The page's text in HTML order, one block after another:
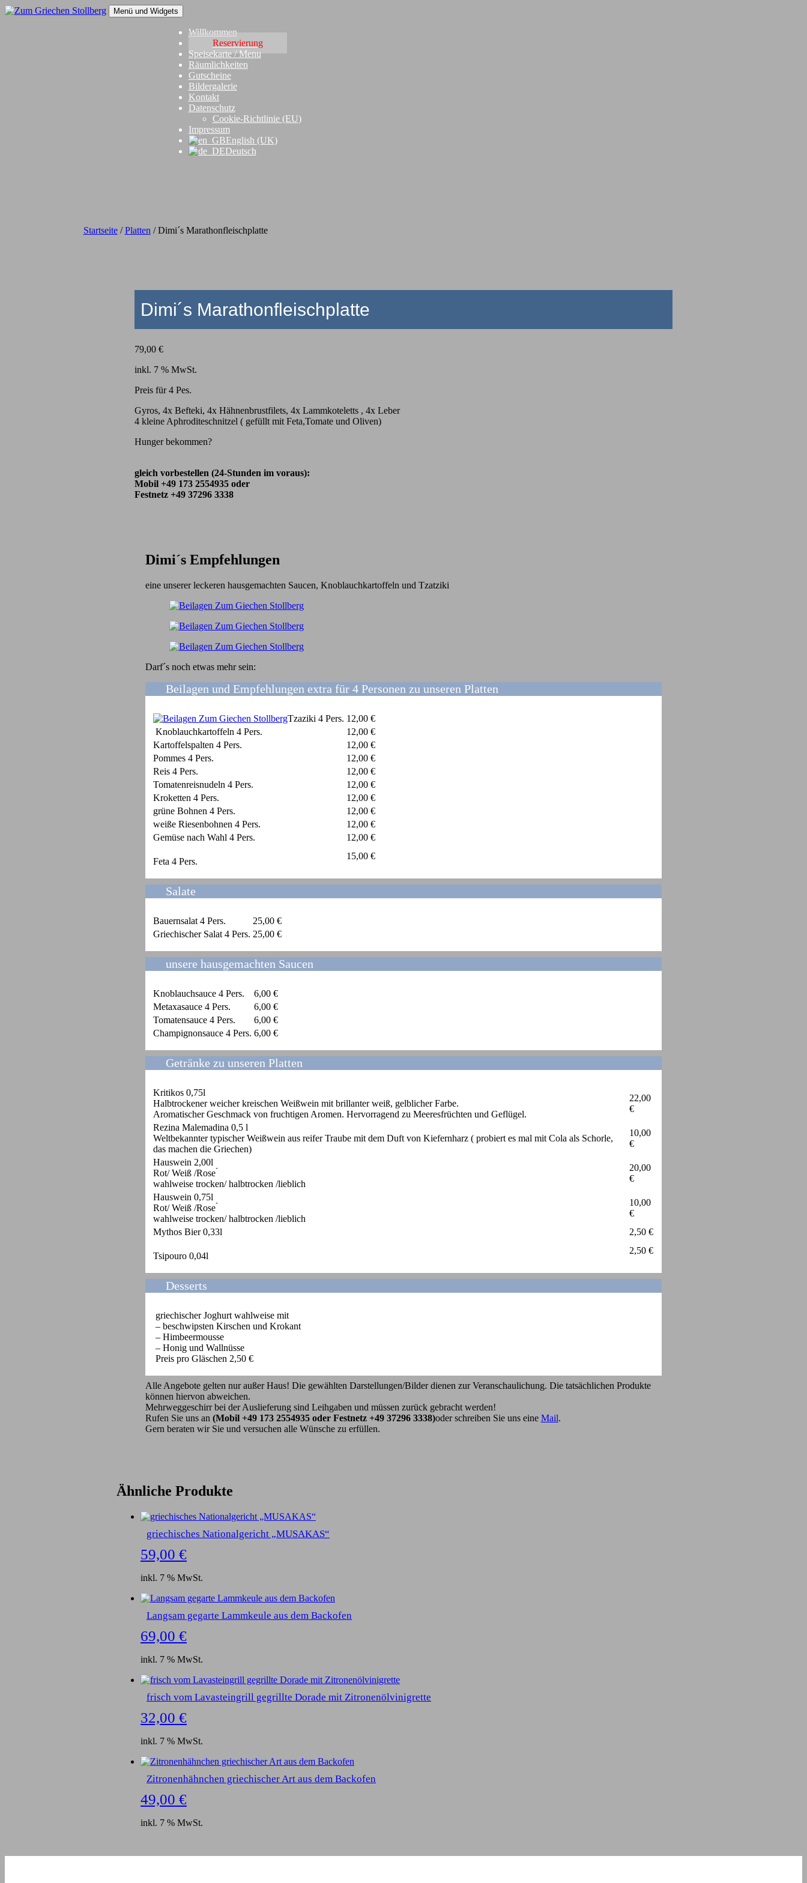
Springe
Menü und Widgets
Willkommen
Reservierung
Speisekarte / Menu
Räumlichkeiten
Gutscheine
Bildergalerie
Kontakt
Datenschutz
Cookie-Richtlinie (EU)
Impressum
English (UK)
Deutsch
Startseite/Platten / Dimi´s Marathonfleischplatte
Dimi´s Marathonfleischplatte
79,00 €
inkl. 7 % MwSt.
Preis für 4 Pes.
Gyros, 4x Befteki, 4x Hähnenbrustfilets, 4x Lammkoteletts , 4x Leber
4 kleine Aphroditeschnitzel ( gefüllt mit Feta,Tomate und Oliven)
Hunger bekommen?
gleich vorbestellen (24-Stunden im voraus):
Mobil +49 173 2554935 oder
Festnetz +49 37296 3338
Dimi´s Empfehlungen
eine unserer leckeren hausgemachten Saucen, Knoblauchkartoffeln und Tzatziki
Darf´s noch etwas mehr sein:
Beilagen und Empfehlungen extra für 4 Personen zu unseren Platten
Tzaziki 4 Pers. 12,00 €
Knoblauchkartoffeln 4 Pers.
12,00 €
Kartoffelspalten 4 Pers.
12,00 €
Pommes 4 Pers.
12,00 €
Reis 4 Pers.
12,00 €
Tomatenreisnudeln 4 Pers.
12,00 €
Kroketten 4 Pers.
12,00 €
grüne Bohnen 4 Pers.
12,00 €
weiße Riesenbohnen 4 Pers.
12,00 €
Gemüse nach Wahl 4 Pers.
12,00 €
Feta 4 Pers.
15,00 €
Salate
Bauernsalat 4 Pers.
25,00 €
Griechischer Salat 4 Pers. 25,00 €
unsere hausgemachten Saucen
Knoblauchsauce 4 Pers.
6,00 €
Metaxasauce 4 Pers.
6,00 €
Tomatensauce 4 Pers.
6,00 €
Champignonsauce 4 Pers. 6,00 €
Getränke zu unseren Platten
Kritikos 0,75l
Halbtrockener weicher kreischen Weißwein mit brillanter weiß, gelblicher Farbe.
Aromatischer Geschmack von fruchtigen Aromen. Hervorragend zu Meeresfrüchten und Geflügel.
22,00
€
Rezina Malemadina 0,5 l
Weltbekannter typischer Weißwein aus reifer Traube mit dem Duft von Kiefernharz ( probiert es mal mit Cola als Schorle,
das machen die Griechen)
10,00
€
Hauswein 2,00l
Rot/ Weiß /Rose ́
wahlweise trocken/ halbtrocken /lieblich
20,00
€
Hauswein 0,75l
Rot/ Weiß /Rose ́
wahlweise trocken/ halbtrocken /lieblich
10,00
€
Mythos Bier 0,33l
2,50 €
Tsipouro 0,04l
2,50 €
Desserts
griechischer Joghurt wahlweise mit
– beschwipsten Kirschen und Krokant
– Himbeermousse
– Honig und Wallnüsse
Preis pro Gläschen 2,50 €
Alle Angebote gelten nur außer Haus! Die gewählten Darstellungen/Bilder dienen zur Veranschaulichung. Die tatsächlichen Produkte
können hiervon abweichen.
Mehrweggeschirr bei der Auslieferung sind Leihgaben und müssen zurück gebracht werden!
Rufen Sie uns an (Mobil +49 173 2554935 oder Festnetz +49 37296 3338)oder schreiben Sie uns eine Mail.
Gern beraten wir Sie und versuchen alle Wünsche zu erfüllen.
Ähnliche Produkte
griechisches Nationalgericht „MUSAKAS“
59,00 €
inkl. 7 % MwSt.
Langsam gegarte Lammkeule aus dem Backofen
69,00 €
inkl. 7 % MwSt.
frisch vom Lavasteingrill gegrillte Dorade mit Zitronenölvinigrette
32,00 €
inkl. 7 % MwSt.
Zitronenhähnchen griechischer Art aus dem Backofen
49,00 €
inkl. 7 % MwSt.